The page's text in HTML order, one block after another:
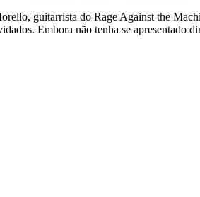
guitarrista do Rage Against the
Embora não tenha se apresentado